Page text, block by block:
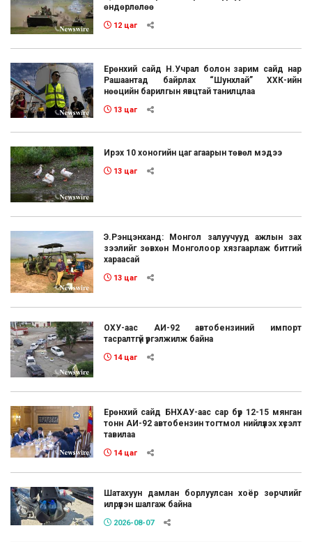
өндөрлөлөө
12 цаг
Ерөнхий сайд Н.Учрал болон зарим сайд нар
Рашаантад байрлах “Шунхлай” ХХК-ийн
нөөцийн барилгын явцтай танилцлаа
13 цаг
Ирэх 10 хоногийн цаг агаарын төвөл мэдээ
13 цаг
Э.Рэнцэнханд: Монгол залуучууд ажлын зах
зээлийг зөвхөн Монголоор хязгаарлаж битгий
хараасай
13 цаг
ОХУ-аас АИ-92 автобензиний импорт
тасралтгүй үргэлжилж байна
14 цаг
Ерөнхий сайд БНХАУ-аас сар бүр 12-15 мянган
тонн АИ-92 автобензин тогтмол нийлүүлэх хүсэлт
тавилаа
14 цаг
Шатахуун дамлан борлуулсан хоёр зөрчлийг
илрүүлэн шалгаж байна
2026-08-07